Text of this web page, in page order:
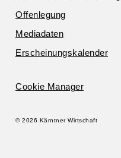
Offen­legung
Media­daten
Erschei­nungs­ka­lender
Cookie Manager
© 2026 Kärntner Wirtschaft